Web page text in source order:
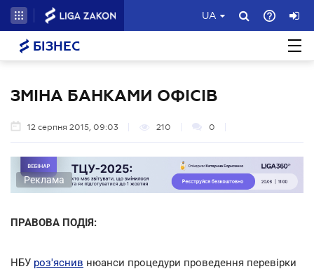
UA
БІЗНЕС
ЗМІНА БАНКАМИ ОФІСІВ
12 серпня 2015, 09:03 210 0
Реклама
ПРАВОВА ПОДІЯ:
НБУ роз'яснив нюанси процедури проведення перевірки